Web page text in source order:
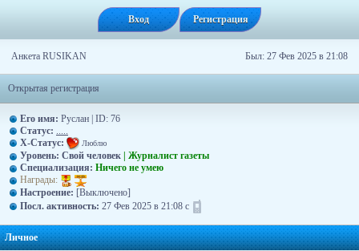
Вход Регистрация
Анкета RUSIKAN Был: 27 Фев 2025 в 21:08
Открытая регистрация
Его имя: Руслан | ID: 76
Статус: .....
X-Статус:
Люблю
Уровень: Свой человек
| Журналист газеты
Специализация: Ничего не умею
Награды:
Hacтpoeниe: [Выключено]
Посл. активность: 27 Фев 2025 в 21:08 с
Личное